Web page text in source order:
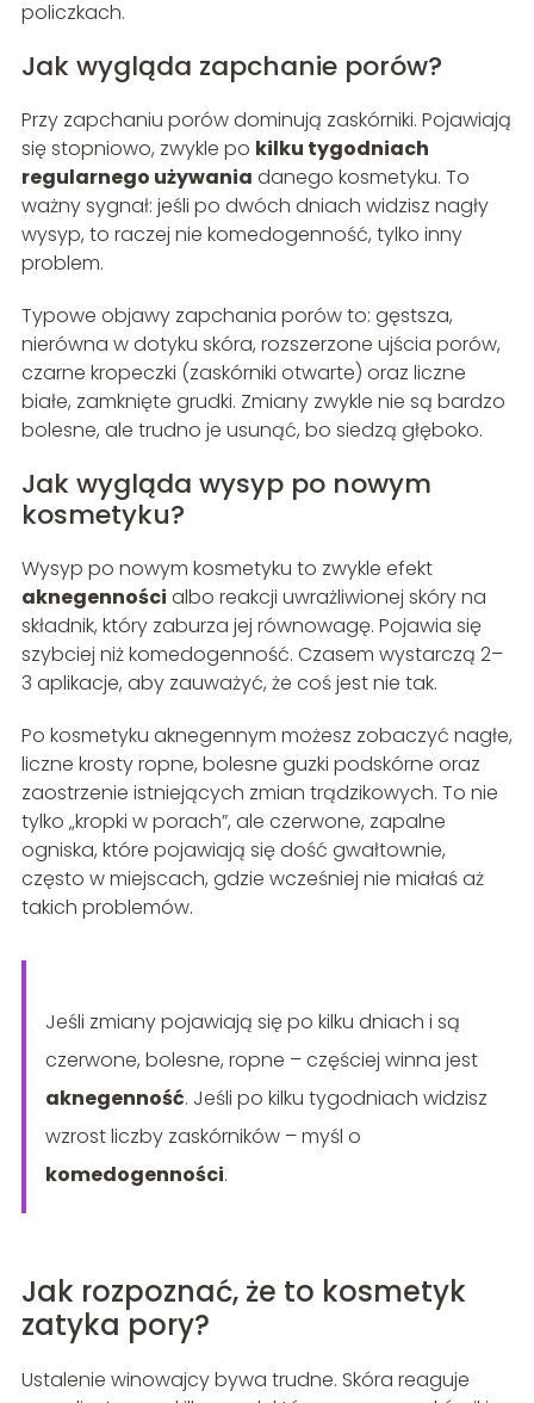
policzkach.
Jak wygląda zapchanie porów?
Przy zapchaniu porów dominują zaskórniki. Pojawiają
się stopniowo, zwykle po kilku tygodniach
regularnego używania danego kosmetyku. To
ważny sygnał: jeśli po dwóch dniach widzisz nagły
wysyp, to raczej nie komedogenność, tylko inny
problem.
Typowe objawy zapchania porów to: gęstsza,
nierówna w dotyku skóra, rozszerzone ujścia porów,
czarne kropeczki (zaskórniki otwarte) oraz liczne
białe, zamknięte grudki. Zmiany zwykle nie są bardzo
bolesne, ale trudno je usunąć, bo siedzą głęboko.
Jak wygląda wysyp po nowym
kosmetyku?
Wysyp po nowym kosmetyku to zwykle efekt
aknegenności albo reakcji uwrażliwionej skóry na
składnik, który zaburza jej równowagę. Pojawia się
szybciej niż komedogenność. Czasem wystarczą 2–
3 aplikacje, aby zauważyć, że coś jest nie tak.
Po kosmetyku aknegennym możesz zobaczyć nagłe,
liczne krosty ropne, bolesne guzki podskórne oraz
zaostrzenie istniejących zmian trądzikowych. To nie
tylko „kropki w porach”, ale czerwone, zapalne
ogniska, które pojawiają się dość gwałtownie,
często w miejscach, gdzie wcześniej nie miałaś aż
takich problemów.
Jeśli zmiany pojawiają się po kilku dniach i są
czerwone, bolesne, ropne – częściej winna jest
aknegenność. Jeśli po kilku tygodniach widzisz
wzrost liczby zaskórników – myśl o
komedogenności.
Jak rozpoznać, że to kosmetyk
zatyka pory?
Ustalenie winowajcy bywa trudne. Skóra reaguje